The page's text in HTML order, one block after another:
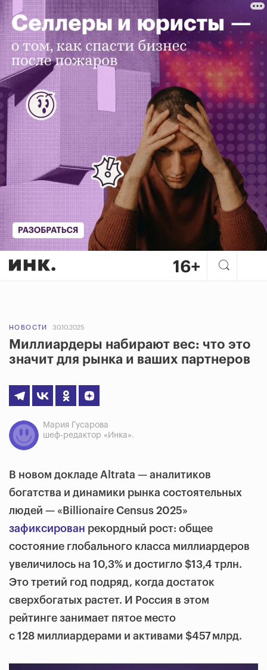
НОВОСТИ 30.10.2025
Миллиардеры набирают вес: что это
значит для рынка и ваших партнеров
Мария Гусарова
шеф-редактор «Инка».
В новом докладе Altrata — аналитиков
богатства и динамики рынка состоятельных
людей — «Billionaire Census 2025»
зафиксирован рекордный рост: общее
состояние глобального класса миллиардеров
увеличилось на 10,3% и достигло $13,4 трлн.
Это третий год подряд, когда достаток
сверхбогатых растет. И Россия в этом
рейтинге занимает пятое место
с 128 миллиардерами и активами $457 млрд.